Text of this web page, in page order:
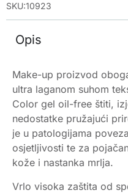
SKU:10923
Opis
Make-up proizvod
ultra laganom suhom
Color gel oil-free štiti,
nedostatke pružajući
je u patologijama
osjetljivosti te za
kože i nastanka mrlja.
Vrlo visoka zaštita od